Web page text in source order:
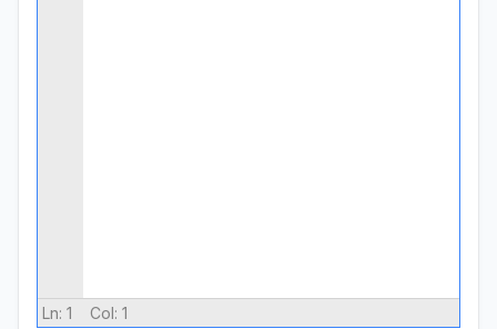
Ln: 1 Col: 1